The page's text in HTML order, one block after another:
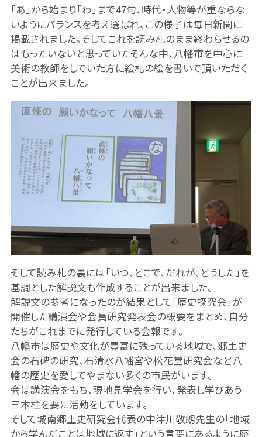
「あ」から始まり「わ」まで47句、時代・人物等が重ならな
いようにバランスを考え選ばれ、この様子は毎日新聞に
掲載されました。そしてこれを読み札のまま終わらせるの
はもったいないと思っていたそんな中、八幡市を中心に
美術の教師をしていた方に絵札の絵を書いて頂いただく
ことが出来ました。
そして読み札の裏には「いつ、どこで、だれが、どうした」を
基調とした解説文も作成することが出来ました。
解説文の参考になったのが結果として「歴史探究会」が
開催した講演会や会員研究発表会の概要をまとめ、自分
たちがこれまでに発行している会報です。
八幡市は歴史や文化が豊富に残っている地域で、郷土史
会の石碑の研究、石清水八幡宮や松花堂研究会など八
幡の歴史を愛してやまない多くの市民がいます。
会は講演会をもち、現地見学会を行い、発表し学びあう
三本柱を要に活動をしています。
そして城南郷土史研究会代表の中津川敬朗先生の「地域
から学んだことは地域に返す」という言葉にあるように歴